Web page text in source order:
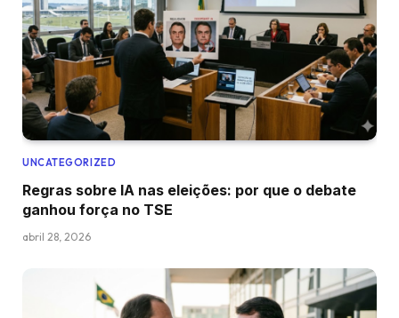
UNCATEGORIZED
Regras sobre IA nas eleições: por que o debate
ganhou força no TSE
abril 28, 2026